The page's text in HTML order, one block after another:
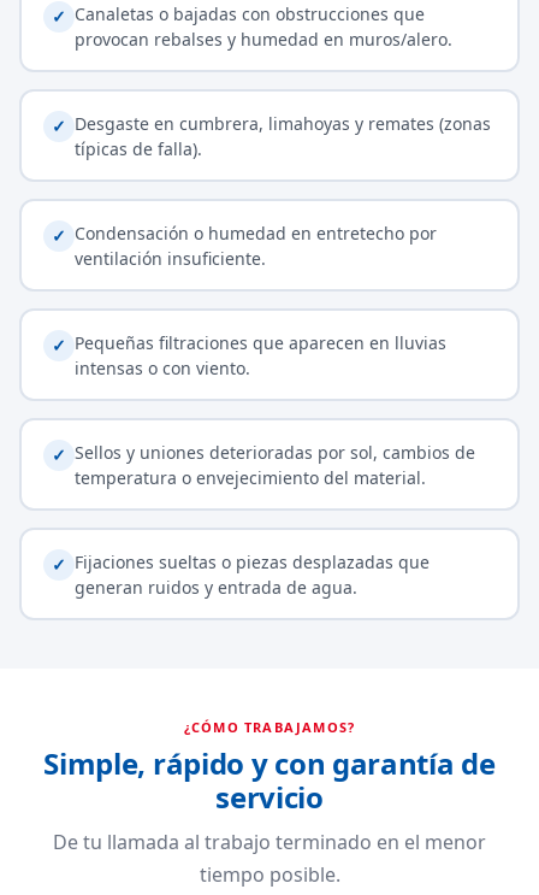
✓ Canaletas o bajadas con obstrucciones que
provocan rebalses y humedad en muros/alero.
✓ Desgaste en cumbrera, limahoyas y remates (zonas
típicas de falla).
✓ Condensación o humedad en entretecho por
ventilación insuficiente.
✓ Pequeñas filtraciones que aparecen en lluvias
intensas o con viento.
✓ Sellos y uniones deterioradas por sol, cambios de
temperatura o envejecimiento del material.
✓ Fijaciones sueltas o piezas desplazadas que
generan ruidos y entrada de agua.
¿CÓMO TRABAJAMOS?
Simple, rápido y con garantía de
servicio
De tu llamada al trabajo terminado en el menor
tiempo posible.